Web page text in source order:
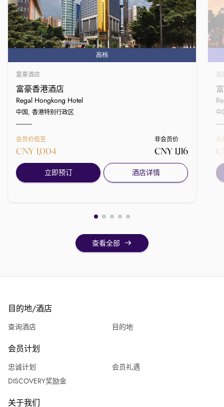
高档
富豪酒店
富豪香港酒店
Regal Hongkong Hotel
中国, 香港特别行政区
会员价低至
CNY 1,004
非会员价
CNY 1,116
立即预订 酒店详情
富
中
会
查看全部
目的地/酒店
查询酒店 目的地
会员计划
忠诚计划
会员礼遇
DISCOVERY奖励金
关于我们